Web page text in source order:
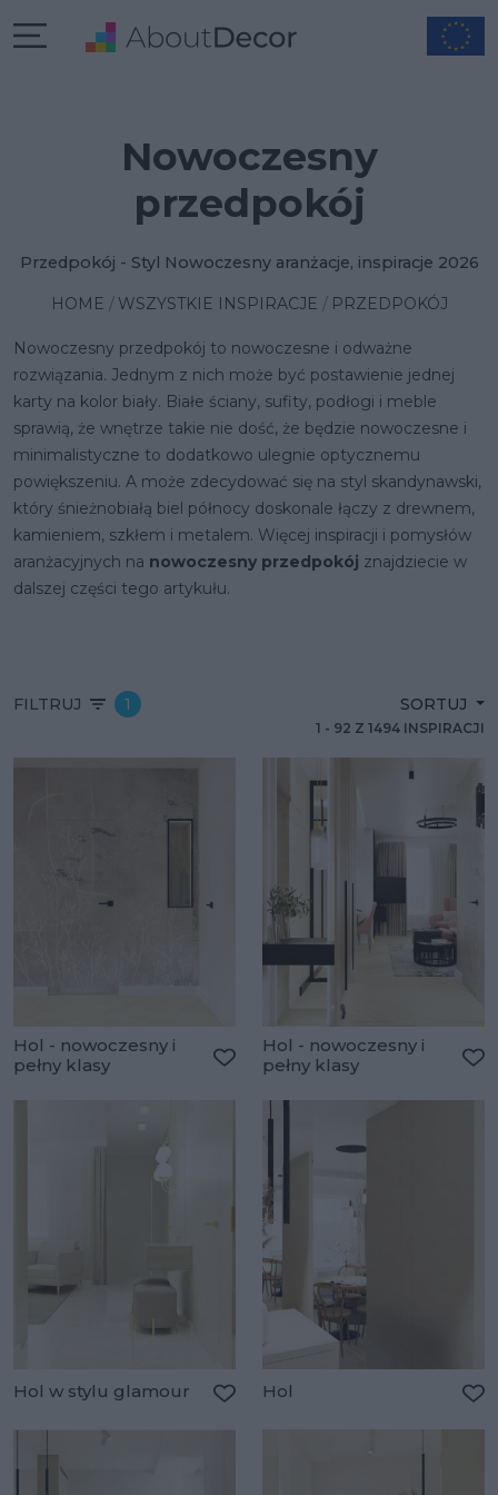
Nowoczesny
przedpokój
Przedpokój - Styl Nowoczesny aranżacje, inspiracje 2026
HOME WSZYSTKIE INSPIRACJE PRZEDPOKÓJ
Nowoczesny przedpokój to nowoczesne i odważne
rozwiązania. Jednym z nich może być postawienie jednej
karty na kolor biały. Białe ściany, sufity, podłogi i meble
sprawią, że wnętrze takie nie dość, że będzie nowoczesne i
minimalistyczne to dodatkowo ulegnie optycznemu
powiększeniu. A może zdecydować się na styl skandynawski,
który śnieżnobiałą biel północy doskonale łączy z drewnem,
kamieniem, szkłem i metalem. Więcej inspiracji i pomysłów
aranżacyjnych na nowoczesny przedpokój znajdziecie w
dalszej części tego artykułu.
FILTRUJ 1 SORTUJ
1 - 92 Z 1494 INSPIRACJI
Hol - nowoczesny i
pełny klasy
Dodaj do ulubionych
Hol - nowoczesny i
pełny klasy
Hol w stylu glamour Hol